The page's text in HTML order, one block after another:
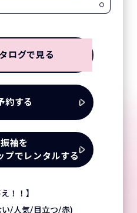
ログで見る
約する
袖を
プでレンタルする
！！】
/人気/目立つ/赤)